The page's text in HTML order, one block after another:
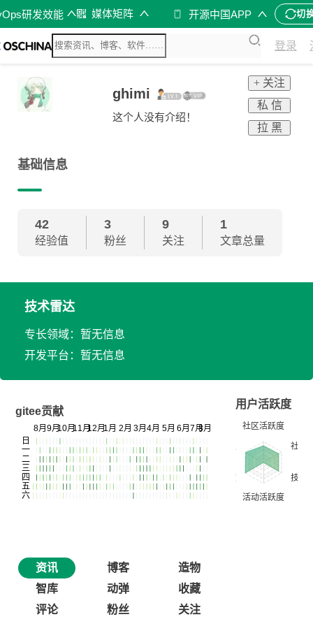
研发效能 媒体矩阵 开源中国APP 切
登录
ghimi
这个人没有介绍！
+ 关注
私 信
拉 黑
基础信息
42
经验值
3
粉丝
9
关注
1
文章总量
技术雷达
专长领域：暂无信息
开发平台：暂无信息
gitee贡献
用户活跃度
资讯 博客
造物
智库
动弹
收藏
评论
粉丝 关注